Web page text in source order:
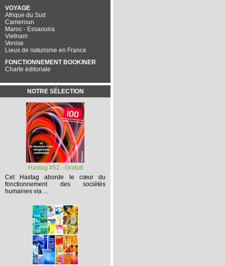
VOYAGE
Afrique du Sud
Cameroun
Maroc - Essaouira
Vietnam
Venise
Lieux de naturisme en France
FONCTIONNEMENT BOOKINER
Charte éditoriale
NOTRE SÉLECTION
Hastag #52 - Gratuit
Cet
Hastag aborde le cœur du
fonctionnement des sociétés
humaines via ...